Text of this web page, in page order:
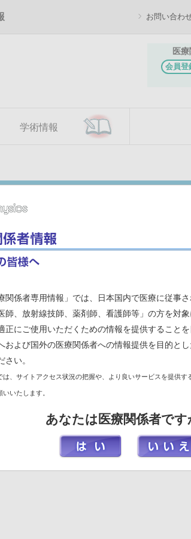
お問い合わ
医
会員登
学術情報
。
NEW
）
ビザミル ®静注 TOPへ
関係者専用情報」では、日本国内で医療に従事
師、放射線技師、薬剤師、看護師等」の方を対
正にご使用いただくための情報を提供することを
および国外の医療関係者への情報提供を目的と
さい。
は、サイトアクセス状況の把握や、より良いサービスを提供す
いたします。
あなたは医療関係者です